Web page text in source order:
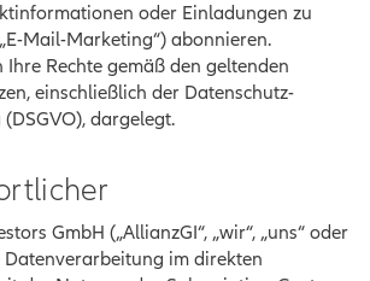
oder Einladungen zu
Mail-Marketing“) abonnieren.
Rechte gemäß den geltenden
einschließlich der Datenschutz-
dargelegt.
GmbH („AllianzGI“, „wir“, „uns“ oder
Datenverarbeitung im direkten